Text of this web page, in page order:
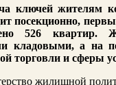
ключей
посекционно,
526 квартир.
кладовыми, а на
торговли и сферы
жилищной